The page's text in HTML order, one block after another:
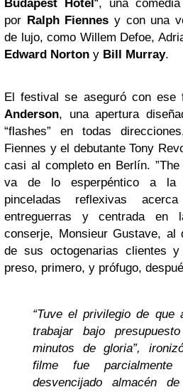
Budapest Hotel“, una
por Ralph Fiennes y con una
de lujo, como Willem Defoe,
Edward Norton y Bill Murray.
El festival se aseguró con ese
Anderson, una apertura
“flashes” en todas
Fiennes y el debutante Tony
casi al completo en Berlín. ”The
va de lo esperpéntico a la
pinceladas reflexivas
entreguerras y centrada en
conserje, Monsieur Gustave, al
de sus octogenarias clientes
preso, primero, y prófugo,
“Tuve el privilegio de que
trabajar bajo
minutos de gloria”,
filme fue
desvencijado almacén